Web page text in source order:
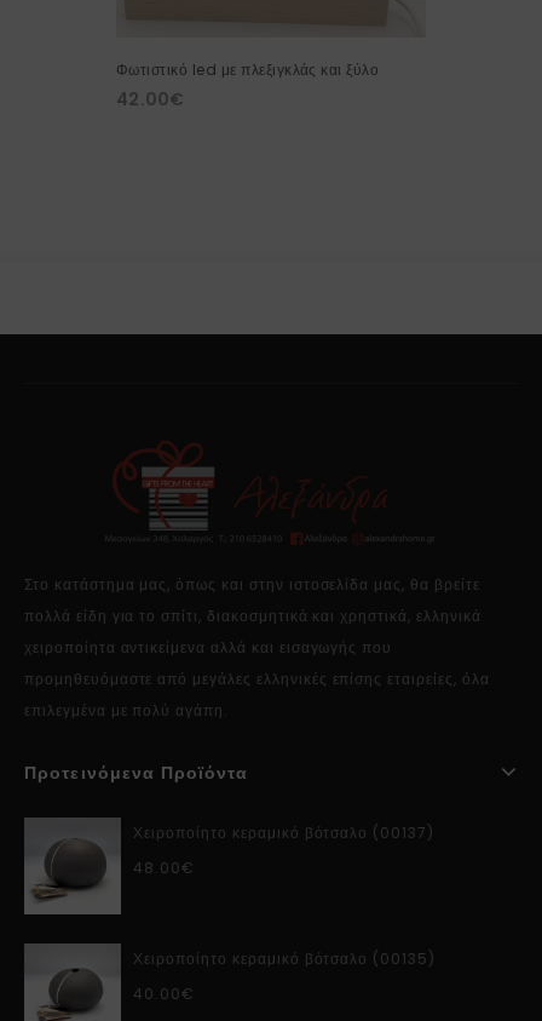
Φωτιστικό led με πλεξιγκλάς και ξύλο
42.00€
Στο κατάστημα μας, όπως και στην ιστοσελίδα μας, θα βρείτε
πολλά είδη για το σπίτι, διακοσμητικά και χρηστικά, ελληνικά
χειροποίητα αντικείμενα αλλά και εισαγωγής που
προμηθευόμαστε από μεγάλες ελληνικές επίσης εταιρείες, όλα
επιλεγμένα με πολύ αγάπη.
Προτεινόμενα Προϊόντα
Χειροποίητο κεραμικό βότσαλο (00137)
48.00€
Χειροποίητο κεραμικό βότσαλο (00135)
40.00€